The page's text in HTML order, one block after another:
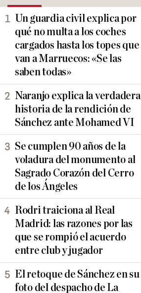
Un guardia civil explica por
qué no multa a los coches
cargados hasta los topes que
van a Marruecos: «Se las
saben todas»
Naranjo explica la verdadera
historia de la rendición de
Sánchez ante Mohamed VI
Se cumplen 90 años de la
voladura del monumento al
Sagrado Corazón del Cerro
de los Ángeles
Rodri traiciona al Real
Madrid: las razones por las
que se rompió el acuerdo
entre club y jugador
El retoque de Sánchez en su
foto del despacho de La